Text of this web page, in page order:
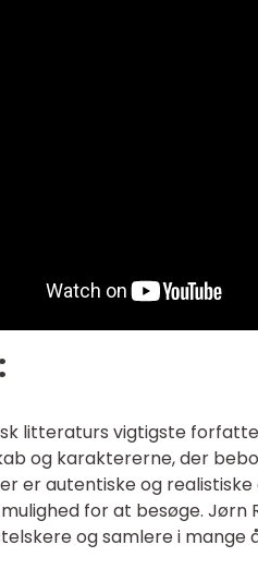
litteraturs vigtigste
og karaktererne, der
er autentiske og
for at besøge.
og samlere i mange